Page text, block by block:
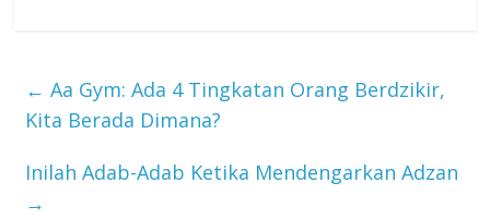
← Aa Gym: Ada 4 Tingkatan Orang Berdzikir,
Kita Berada Dimana?
Inilah Adab-Adab Ketika Mendengarkan Adzan
→